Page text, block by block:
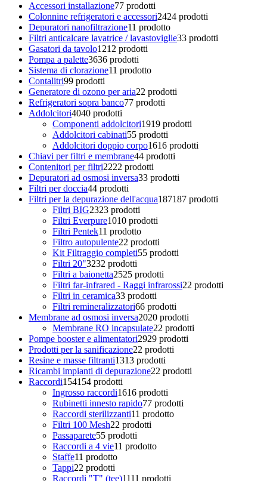
Accessori installazione77 prodotti
Colonnine refrigeratori e accessori2424 prodotti
Depuratori nanofiltrazione11 prodotto
Filtri anticalcare lavatrice / lavastoviglie33 prodotti
Gasatori da tavolo1212 prodotti
Pompa a palette3636 prodotti
Sistema di clorazione11 prodotto
Contalitri99 prodotti
Generatore di ozono per aria22 prodotti
Refrigeratori sopra banco77 prodotti
Addolcitori4040 prodotti
Componenti addolcitori1919 prodotti
Addolcitori cabinati55 prodotti
Addolcitori doppio corpo1616 prodotti
Chiavi per filtri e membrane44 prodotti
Contenitori per filtri2222 prodotti
Depuratori ad osmosi inversa33 prodotti
Filtri per doccia44 prodotti
Filtri per la depurazione dell'acqua187187 prodotti
Filtri BIG2323 prodotti
Filtri Everpure1010 prodotti
Filtri Pentek11 prodotto
Filtro autopulente22 prodotti
Kit Filtraggio completi55 prodotti
Filtri 20"3232 prodotti
Filtri a baionetta2525 prodotti
Filtri far-infrared - Raggi infrarossi22 prodotti
Filtri in ceramica33 prodotti
Filtri remineralizzatori66 prodotti
Membrane ad osmosi inversa2020 prodotti
Membrane RO incapsulate22 prodotti
Pompe booster e alimentatori2929 prodotti
Prodotti per la sanificazione22 prodotti
Resine e masse filtranti1313 prodotti
Ricambi impianti di depurazione22 prodotti
Raccordi154154 prodotti
Ingrosso raccordi1616 prodotti
Rubinetti innesto rapido77 prodotti
Raccordi sterilizzanti11 prodotto
Filtri 100 Mesh22 prodotti
Passaparete55 prodotti
Raccordi a 4 vie11 prodotto
Staffe11 prodotto
Tappi22 prodotti
Raccordi "T" (tee)1111 prodotti